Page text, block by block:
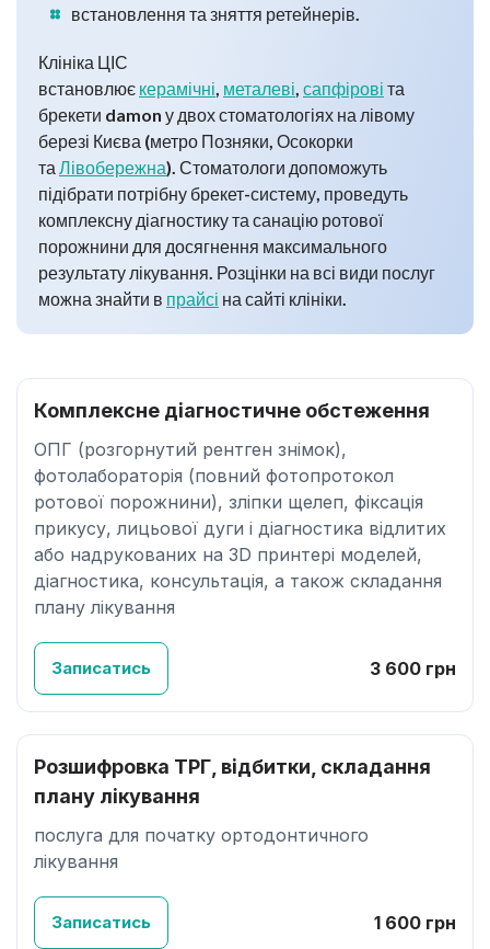
встановлення та зняття ретейнерів.
Клініка ЦІС
встановлює керамічні, металеві, сапфірові та
брекети damon у двох стоматологіях на лівому
березі Києва (метро Позняки, Осокорки
та Лівобережна). Стоматологи допоможуть
підібрати потрібну брекет-систему, проведуть
комплексну діагностику та санацію ротової
порожнини для досягнення максимального
результату лікування. Розцінки на всі види послуг
можна знайти в прайсі на сайті клініки.
Комплексне діагностичне обстеження
ОПГ (розгорнутий рентген знімок),
фотолабораторія (повний фотопротокол
ротової порожнини), зліпки щелеп, фіксація
прикусу, лицьової дуги і діагностика відлитих
або надрукованих на 3D принтері моделей,
діагностика, консультація, а також складання
плану лікування
3 600 грн
Записатись
Розшифровка ТРГ, відбитки, складання
плану лікування
послуга для початку ортодонтичного
лікування
1 600 грн
Записатись